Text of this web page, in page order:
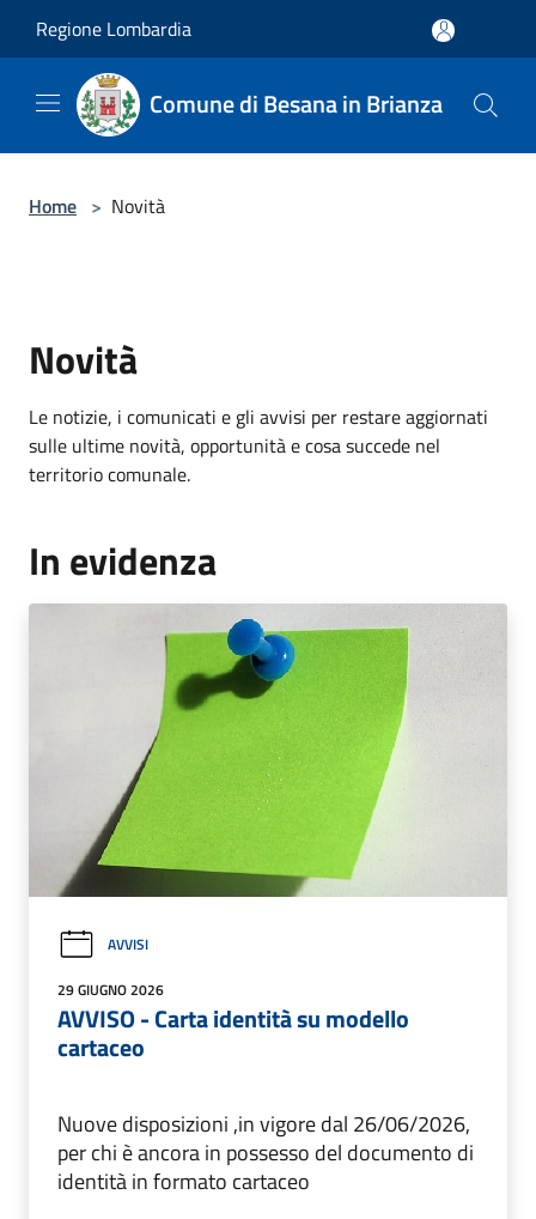
Regione Lombardia
Comune di Besana in Brianza
Home > Novità
Novità
Le notizie, i comunicati e gli avvisi per restare aggiornati
sulle ultime novità, opportunità e cosa succede nel
territorio comunale.
In evidenza
AVVISI
29 GIUGNO 2026
AVVISO - Carta identità su modello
cartaceo
Nuove disposizioni ,in vigore dal 26/06/2026,
per chi è ancora in possesso del documento di
identità in formato cartaceo